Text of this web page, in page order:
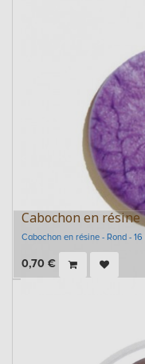
Cabochon en résine
Cabochon en résine - Rond -
0,70 €